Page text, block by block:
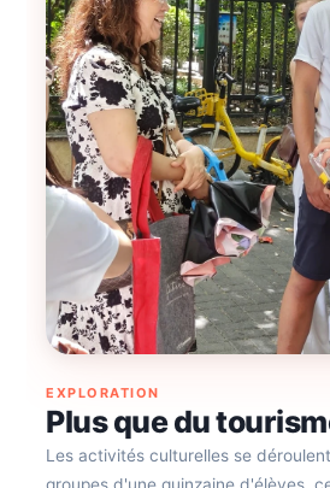
EXPLORATION
Plus que du
Les activités culturelles se